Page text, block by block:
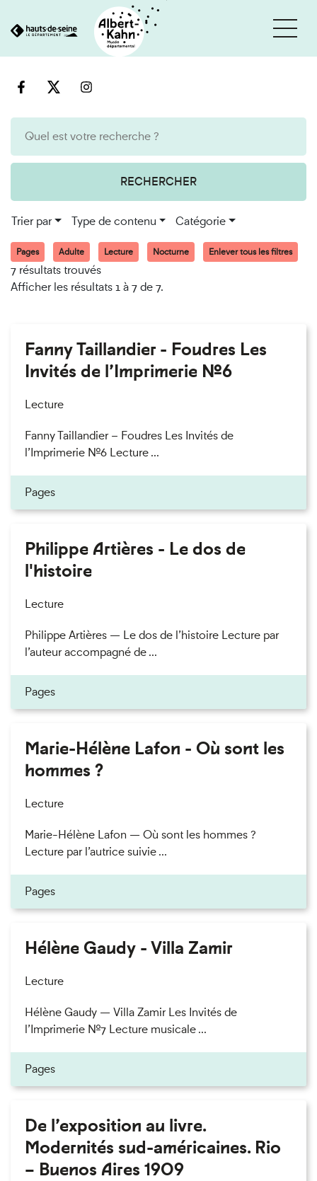
au
RECHERCHER
Trier par Type de contenu Catégorie
Pages Adulte Lecture Nocturne Enlever tous les filtres
7 résultats trouvés
Afficher les résultats 1 à 7 de 7.
Fanny Taillandier - Foudres Les
Invités de l’Imprimerie n°6
Lecture
Fanny Taillandier – Foudres Les Invités de
l’Imprimerie n°6 Lecture ...
Pages
Philippe Artières - Le dos de
l'histoire
Lecture
Philippe Artières — Le dos de l’histoire Lecture par
l’auteur accompagné de ...
Pages
Marie-Hélène Lafon - Où sont les
hommes ?
Lecture
Marie-Hélène Lafon — Où sont les hommes ?
Lecture par l’autrice suivie ...
Pages
Hélène Gaudy - Villa Zamir
Lecture
Hélène Gaudy — Villa Zamir Les Invités de
l’Imprimerie n°7 Lecture musicale ...
Pages
De l’exposition au livre.
Modernités sud-américaines. Rio
– Buenos Aires 1909
Cookies et traceurs utilisés sur ce site